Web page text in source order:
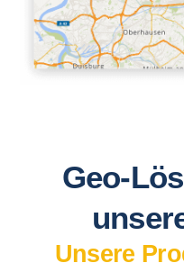
Geo-
Unsere